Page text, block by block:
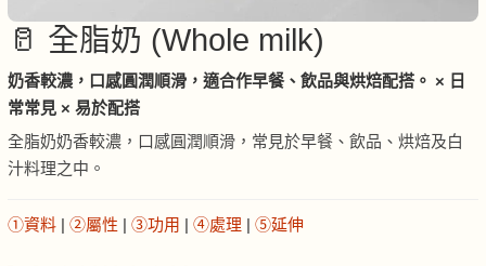
🥛 全脂奶 (Whole milk)
奶香較濃，口感圓潤順滑，適合作早餐、飲品與烘焙配搭。 × 日
常常見 × 易於配搭
全脂奶奶香較濃，口感圓潤順滑，常見於早餐、飲品、烘焙及白
汁料理之中。
①資料 | ②屬性 | ③功用 | ④處理 | ⑤延伸